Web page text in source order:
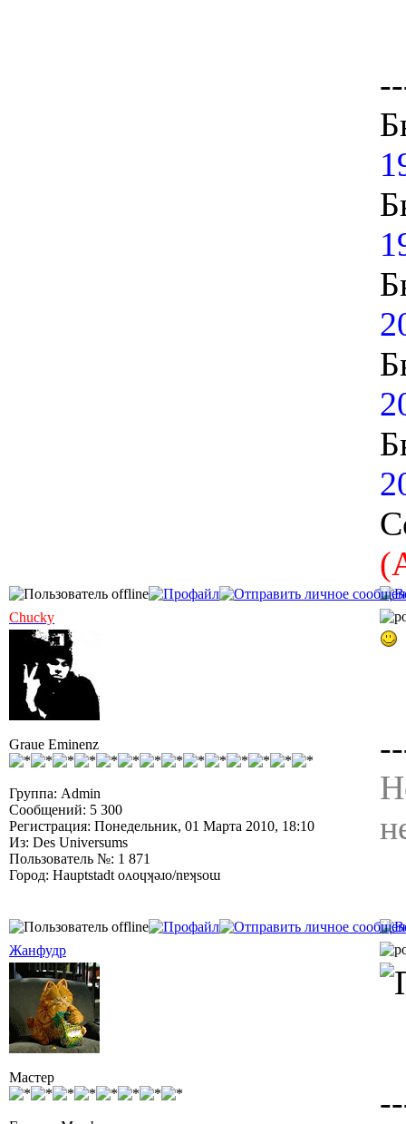
Chucky
Graue Eminenz
Группа: Admin
Сообщений: 5 300
Регистрация: Понедельник, 01 Марта 2010, 18:10
Из: Des Universums
Пользователь №: 1 871
Город: Hauptstadt oʌoɥʞǝɹo/nɐʞsoɯ
Жанфудр
Мастер